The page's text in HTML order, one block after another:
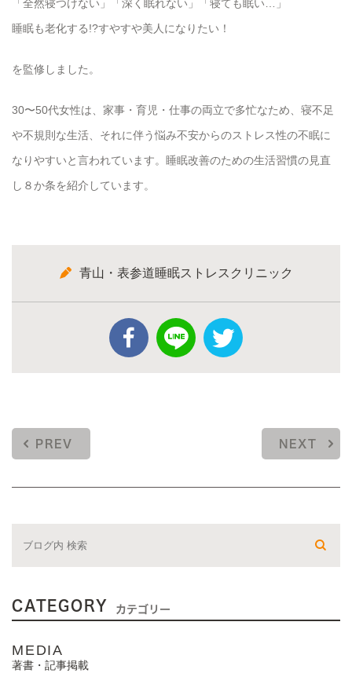
「全然寝つけない」「深く眠れない」「寝ても眠い…」
睡眠も老化する!?すやすや美人になりたい！
を監修しました。
30〜50代女性は、家事・育児・仕事の両立で多忙なため、寝不足
や不規則な生活、それに伴う悩み不安からのストレス性の不眠に
なりやすいと言われています。睡眠改善のための生活習慣の見直
し８か条を紹介しています。
青山・表参道睡眠ストレスクリニック
PREV NEXT
CATEGORY カテゴリー
MEDIA
著書・記事掲載